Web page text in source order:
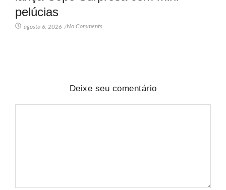
pelúcias
agosto 6, 2026 /No Comments
Deixe seu comentário